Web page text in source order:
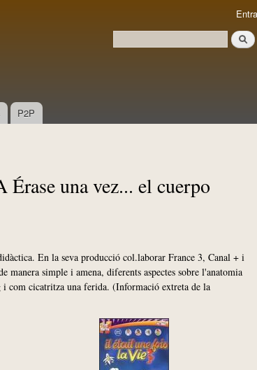
Formulari de cerca
Cerca
P2P
Entra
una vez... el cuerpo
En la seva producció col.laborar France 3, Canal + i
simple i amena, diferents aspectes sobre l'anatomia
com cicatritza una ferida. (Informació extreta de la